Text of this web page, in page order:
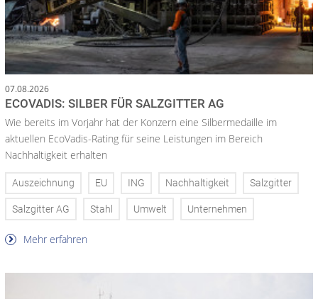
07.08.2026
ECOVADIS: SILBER FÜR SALZGITTER AG
Wie bereits im Vorjahr hat der Konzern eine Silbermedaille im
aktuellen EcoVadis-Rating für seine Leistungen im Bereich
Nachhaltigkeit erhalten
Auszeichnung EU ING Nachhaltigkeit Salzgitter
Salzgitter AG Stahl Umwelt Unternehmen
Mehr erfahren